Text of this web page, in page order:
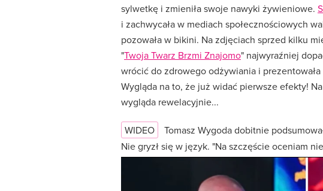
sylwetkę i zmieniła swoje nawyki żywieniowe.
i zachwycała w mediach społecznościowych
pozowała w bikini. Na zdjęciach sprzed kilku
"Twoja Twarz Brzmi Znajomo" najwyraźniej
wrócić do zdrowego odżywiania i
Wygląda na to, że już widać pierwsze efekty!
wygląda rewelacyjnie...
WIDEO
Tomasz Wygoda dobitnie
Nie gryzł się w język. "Na szczęście oceniam